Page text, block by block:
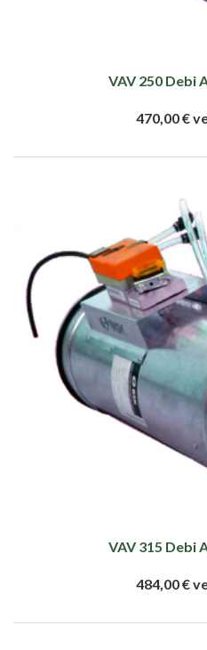
VAV 250 Debi
470,00 €
VAV 315 Debi
484,00 €